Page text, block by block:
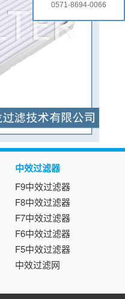
中效过滤器
F9中效过滤器
F8中效过滤器
F7中效过滤器
F6中效过滤器
F5中效过滤器
中效过滤网
0571-8694-0066